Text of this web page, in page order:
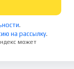
.
на рассылку.
может